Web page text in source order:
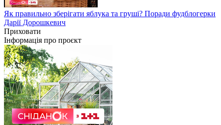
Як правильно зберігати яблука та груші? Поради фудблогерки
Дарії Дорошкевич
Приховати
Інформація про проєкт